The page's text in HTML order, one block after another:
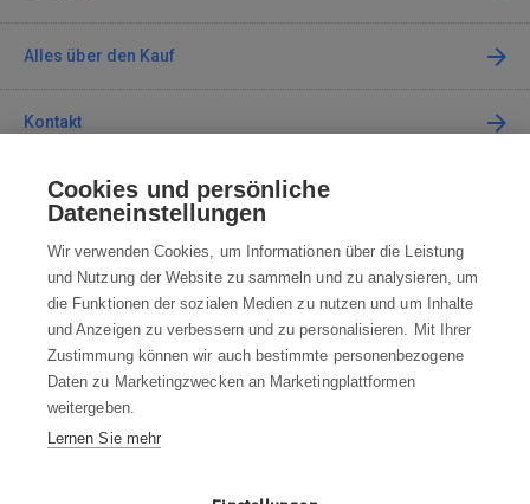
Alles über den Kauf
Kontakt
Kontaktieren Sie uns
info@robotworld.at
+49 25 197 159 962 Mo-Fr 8:00—16:00 Uhr
ALLE KONTAKTE
WIDERRUFSBELEHRUNG
Cookies und persönliche
Dateneinstellungen
Wir verwenden Cookies, um Informationen über die Leistung
und Nutzung der Website zu sammeln und zu analysieren, um
die Funktionen der sozialen Medien zu nutzen und um Inhalte
und Anzeigen zu verbessern und zu personalisieren. Mit Ihrer
Zustimmung können wir auch bestimmte personenbezogene
Daten zu Marketingzwecken an Marketingplattformen
weitergeben.
Lernen Sie mehr